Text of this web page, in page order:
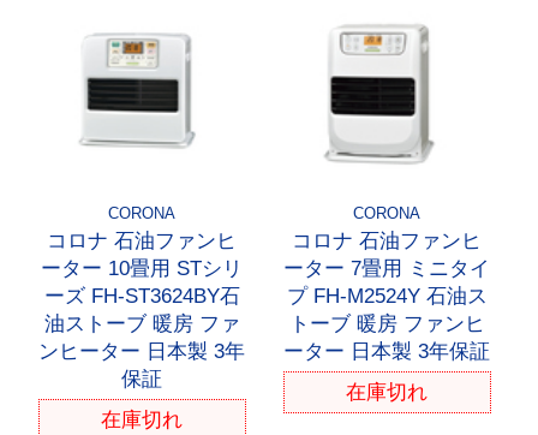
CORONA
コロナ 石油ファンヒ
ーター 10畳用 STシリ
ーズ FH-ST3624BY石
油ストーブ 暖房 ファ
ンヒーター 日本製 3年
保証
在庫切れ
CORONA
コロナ 石油ファンヒ
ーター 7畳用 ミニタイ
プ FH-M2524Y 石油ス
トーブ 暖房 ファンヒ
ーター 日本製 3年保証
在庫切れ